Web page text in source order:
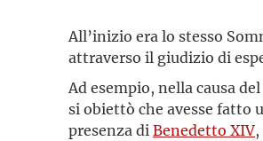
All’inizio era lo stesso
attraverso il giudizio di
Ad esempio, nella causa
si obiettò che avesse fatto
presenza di Benedetto XIV